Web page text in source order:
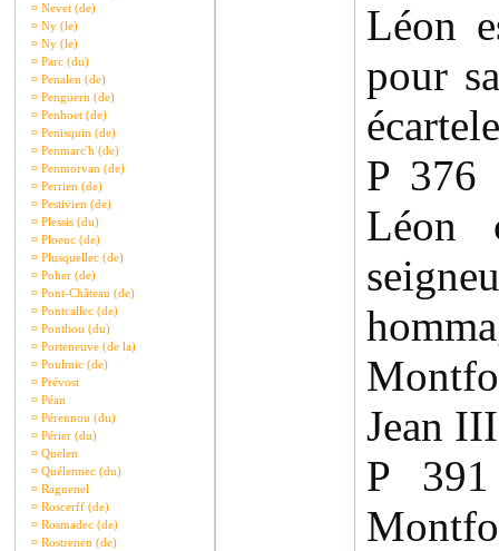
¤ Nevet (de)
¤ Ny (le)
¤ Ny (le)
¤ Parc (du)
¤ Penalen (de)
¤ Penguern (de)
¤ Penhoet (de)
¤ Penisquin (de)
¤ Penmarc'h (de)
¤ Penmorvan (de)
¤ Perrien (de)
¤ Pestivien (de)
¤ Plessis (du)
¤ Ploeuc (de)
¤ Plusquellec (de)
¤ Poher (de)
¤ Pont-Château (de)
¤ Pontcallec (de)
¤ Ponthou (du)
¤ Porteneuve (de la)
¤ Poulmic (de)
¤ Prévost
¤ Péan
¤ Pérennou (du)
¤ Périer (du)
¤ Quelen
¤ Quélennec (du)
¤ Raguenel
¤ Roscerff (de)
¤ Rosmadec (de)
¤ Rostrenen (de)
Léon
pour
P
Léon
Jean
P